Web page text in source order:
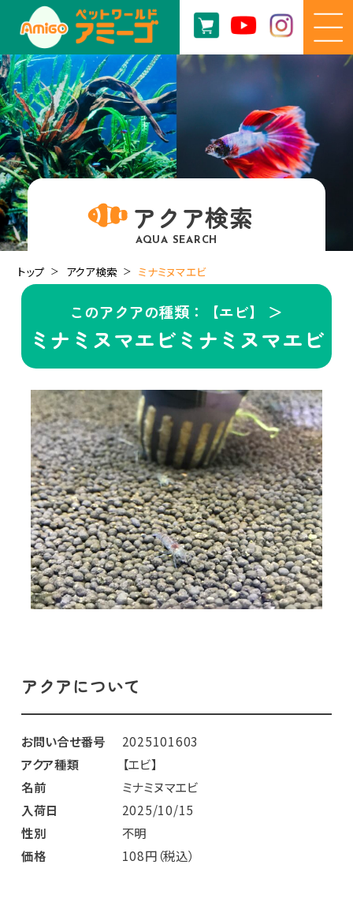
アクア検索
AQUA SEARCH
トップ アクア検索 ミナミヌマエビ
このアクアの種類：【エビ】 ＞
ミナミヌマエビミナミヌマエビ
アクアについて
お問い合せ番号
2025101603
アクア種類
【エビ】
名前
ミナミヌマエビ
入荷日
2025/10/15
性別
不明
価格
108円（税込）